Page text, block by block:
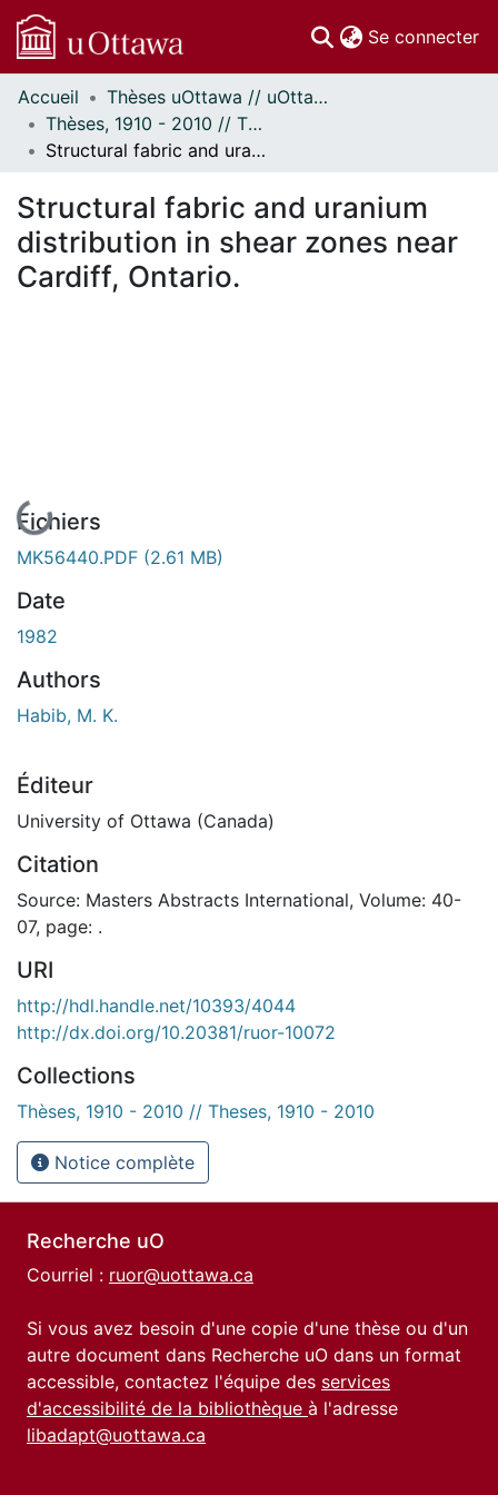
Se connecter
Communautés
et collections
Parcourir
À propos
Accueil
Thèses uOttawa // uOttawa Theses
Thèses, 1910 - 2010 // Theses, 1910 - 2010
Structural fabric and uranium distribution in shear zones near Cardiff, Ontario.
Structural fabric and uranium
distribution in shear zones near
Cardiff, Ontario.
En cours de chargement...
Fichiers
MK56440.PDF (2.61 MB)
Date
1982
Authors
Habib, M. K.
Éditeur
University of Ottawa (Canada)
Citation
Source: Masters Abstracts International, Volume: 40-
07, page: .
URI
http://hdl.handle.net/10393/4044
http://dx.doi.org/10.20381/ruor-10072
Collections
Thèses, 1910 - 2010 // Theses, 1910 - 2010
Notice complète
Recherche uO
Courriel : ruor@uottawa.ca
Si vous avez besoin d'une copie d'une thèse ou d'un
autre document dans Recherche uO dans un format
accessible, contactez l'équipe des services
d'accessibilité de la bibliothèque à l'adresse
libadapt@uottawa.ca